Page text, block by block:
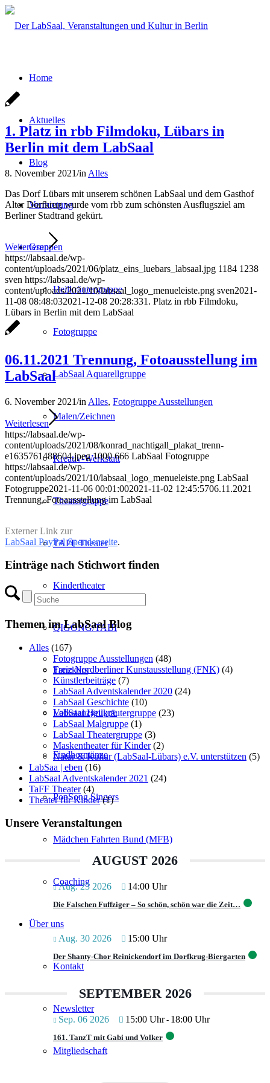
Home
Aktuelles
Blog
Vermietung
Gruppen
Heilkräutergruppe
Fotogruppe
LabSaal Aquarellgruppe
Malen/Zeichnen
Kreativ-Werkstatt
Theatergruppe
TAFF Theater
Kindertheater
QIGONG/TAIJI
Tanzkurs
Volkstanzgruppe
Findhorntänze
PopSong Singers
Mädchen Fahrten Bund (MFB)
Coaching
Über uns
Kontakt
Newsletter
Mitgliedschaft
1. Platz in rbb Filmdoku, Lübars in
Berlin mit dem LabSaal
8. November 2021/in Alles
Das Dorf Lübars mit unserem schönen LabSaal und dem Gasthof
Alter Dorfkrug wurde vom rbb zum schönsten Ausflugsziel am
Berliner Stadtrand gekürt.
Weiterlesen
https://labsaal.de/wp-
content/uploads/2021/06/platz_eins_luebars_labsaal.jpg 1184 1238
sven https://labsaal.de/wp-
content/uploads/2021/10/labsaal_logo_menueleiste.png sven2021-
11-08 08:48:032021-12-08 20:28:331. Platz in rbb Filmdoku,
Lübars in Berlin mit dem LabSaal
06.11.2021 Trennung, Fotoausstellung im
LabSaal
6. November 2021/in Alles, Fotogruppe Ausstellungen
Weiterlesen
https://labsaal.de/wp-
content/uploads/2021/08/konrad_nachtigall_plakat_trenn-
e1635761488604.jpeg 1000 666 LabSaal Fotogruppe
https://labsaal.de/wp-
content/uploads/2021/10/labsaal_logo_menueleiste.png LabSaal
Fotogruppe2021-11-06 00:01:002021-11-02 12:45:5706.11.2021
Trennung, Fotoausstellung im LabSaal
Externer Link zur
LabSaal PayPal Spendenseite.
Einträge nach Stichwort finden
Themen im LabSaal Blog
Alles (167)
Fotogruppe Ausstellungen (48)
Freie Nordberliner Kunstausstellung (FNK) (4)
Künstlerbeiträge (7)
LabSaal Adventskalender 2020 (24)
LabSaal Geschichte (10)
LabSaal Heilkräutergruppe (23)
LabSaal Malgruppe (1)
LabSaal Theatergruppe (3)
Maskentheater für Kinder(2)
Natur & Kultur (LabSaal-Lübars) e.V. unterstützen (5)
LabSaa | eben (16)
LabSaal Adventskalender 2021 (24)
TaFF Theater(4)
Theater für Kinder(1)
Unsere Veranstaltungen
AUGUST 2026
Aug. 23 2026 14:00 Uhr
Die Falschen Fuffziger – So schön, schön war die Zeit…
Aug. 30 2026 15:00 Uhr
Der Shanty-Chor Reinickendorf im Dorfkrug-Biergarten
SEPTEMBER 2026
Sep. 06 2026 15:00 Uhr- 18:00 Uhr
161. TanzT mit Gabi und Volker